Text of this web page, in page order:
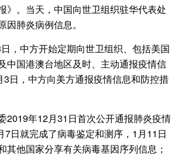
》。当天，中国向世卫组织驻华代表处
肺炎病例信息。
中方开始定期向世卫组织、包括美国
中国港澳台地区及时、主动通报疫情信
日，中方向美方通报疫情信息和防控措
年12月31日首次公开通报肺炎疫情
7日就完成了病毒鉴定和测序，1月11日
其他国家分享有关病毒基因序列信息；